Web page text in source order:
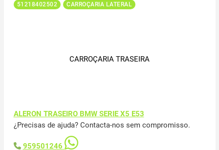
51218402502 CARROÇARIA LATERAL
CARROÇARIA TRASEIRA
ALERON TRASEIRO BMW SERIE X5 E53
¿Precisas de ajuda? Contacta-nos sem compromisso.
959501246